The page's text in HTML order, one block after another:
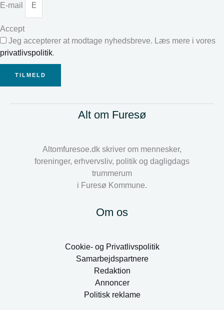
E-mail
Accept
Jeg accepterer at modtage nyhedsbreve. Læs mere i vores
privatlivspolitik.
TILMELD
Alt om Furesø
Altomfuresoe.dk skriver om mennesker,
foreninger, erhvervsliv, politik og dagligdags
trummerum
i Furesø Kommune.
Om os
Cookie- og Privatlivspolitik
Samarbejdspartnere
Redaktion
Annoncer
Politisk reklame